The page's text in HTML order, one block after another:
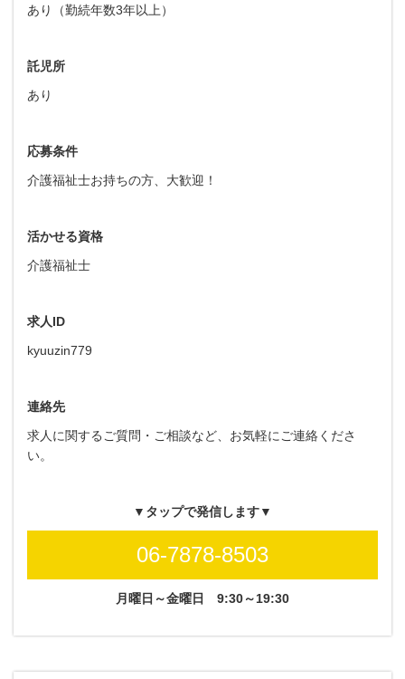
あり（勤続年数3年以上）
託児所
あり
応募条件
介護福祉士お持ちの方、大歓迎！
活かせる資格
介護福祉士
求人ID
kyuuzin779
連絡先
求人に関するご質問・ご相談など、お気軽にご連絡くださ
い。
▼タップで発信します▼
06-7878-8503
月曜日～金曜日 9:30～19:30